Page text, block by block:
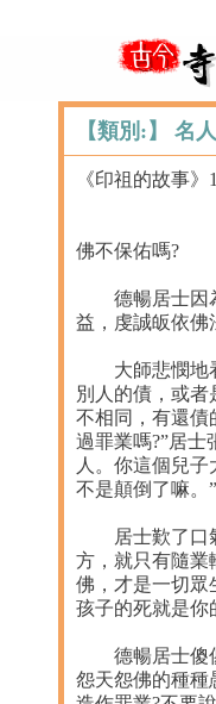
【類別:】 名
《印祖的故事
佛不保佑嗎?
德暢居士因為
益，虔誠皈依佛
大師悲憫地看
別人的債，或
不相同，有還債
過罪業嗎?”居
人。你這個兒
不是顛倒了嘛。”
居士歎了口氣
方，就只有隨業
佛，才是一切眾
孩子的死就是你
德暢居士傻傻
怨天怨佛的種種